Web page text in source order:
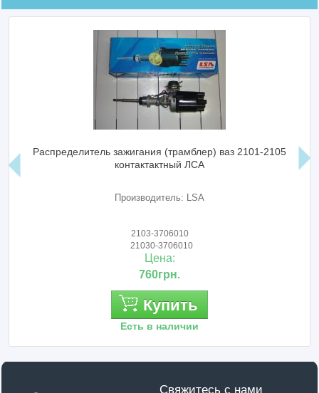
Распределитель зажигания (трамблер) ваз 2101-2105
контактактный ЛСА
Производитель: LSA
2103-3706010
21030-3706010
Цена:
760грн.
Купить
Есть в наличии
Свяжитесь с нами